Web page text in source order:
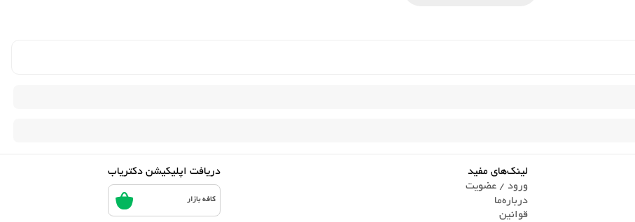
لینک‌های مفید
ورود / عضویت
درباره‌ما
قوانین
دریافت اپلیکیشن دکتریاب
کافه بازار